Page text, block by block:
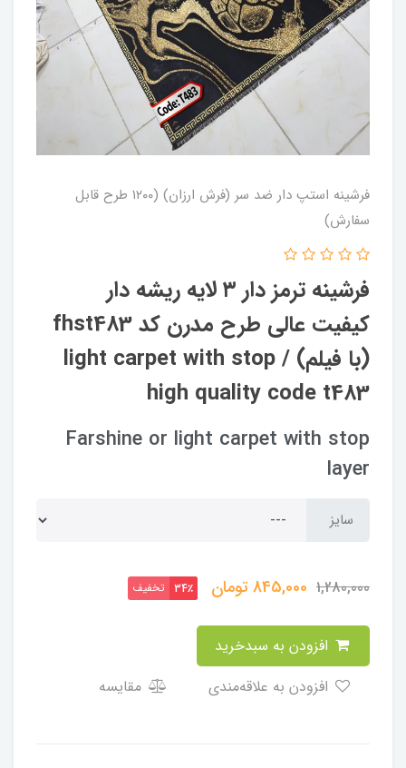
فرشینه استپ دار ضد سر (فرش ارزان) (۱۲۰۰ طرح قابل
سفارش)
فرشینه ترمز دار ۳ لایه ریشه دار
کیفیت عالی طرح مدرن کد fhst483
(با فیلم) / light carpet with stop
high quality code t483
Farshine or light carpet with stop
layer
سایز
1,280,000
845,000تومان 34٪ تخفیف
مقایسه